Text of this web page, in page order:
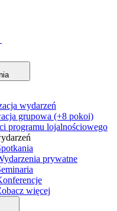
wydarzeń
grupowa (+8 pokoi)
programu lojalnościowego
prywatne
więcej